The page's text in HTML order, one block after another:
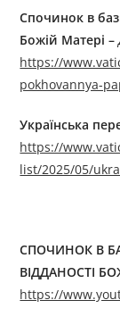
Спочинок в
Божій Матері –
https://
pokhovannya-
Українська
https://
list/2025/05/
СПОЧИНОК В
ВІДДАНОСТІ
https://